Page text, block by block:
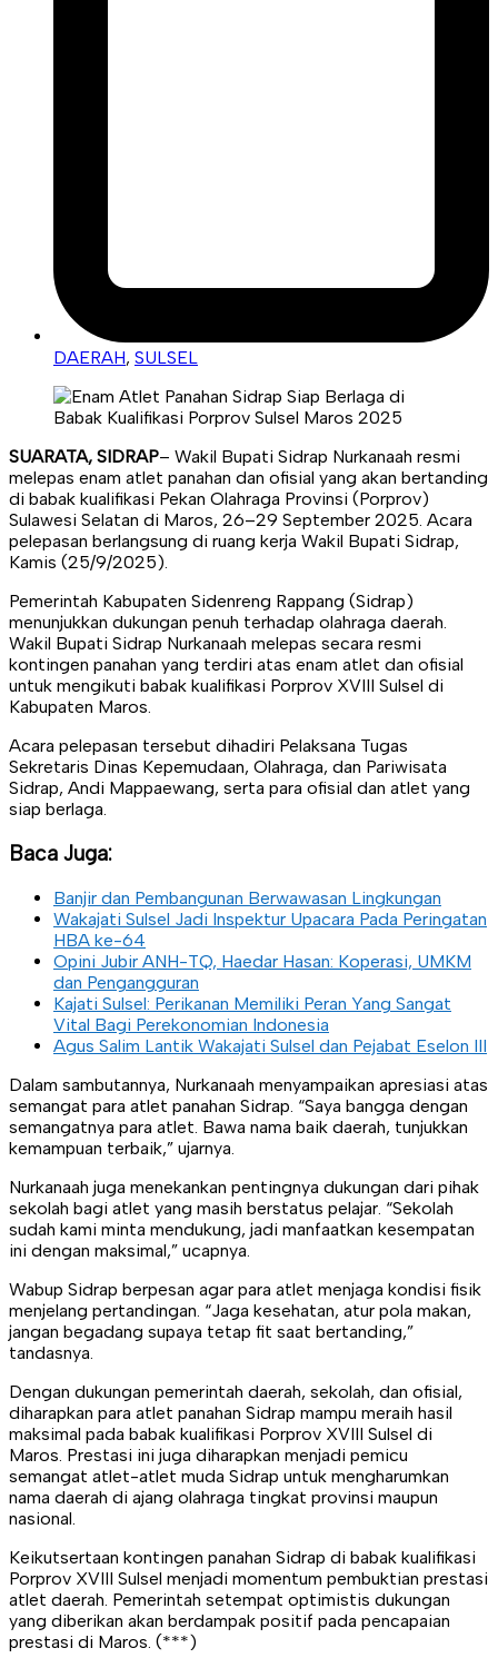
DAERAH, SULSEL
SUARATA, SIDRAP– Wakil Bupati Sidrap Nurkanaah resmi
melepas enam atlet panahan dan ofisial yang akan bertanding
di babak kualifikasi Pekan Olahraga Provinsi (Porprov)
Sulawesi Selatan di Maros, 26–29 September 2025. Acara
pelepasan berlangsung di ruang kerja Wakil Bupati Sidrap,
Kamis (25/9/2025).
Pemerintah Kabupaten Sidenreng Rappang (Sidrap)
menunjukkan dukungan penuh terhadap olahraga daerah.
Wakil Bupati Sidrap Nurkanaah melepas secara resmi
kontingen panahan yang terdiri atas enam atlet dan ofisial
untuk mengikuti babak kualifikasi Porprov XVIII Sulsel di
Kabupaten Maros.
Acara pelepasan tersebut dihadiri Pelaksana Tugas
Sekretaris Dinas Kepemudaan, Olahraga, dan Pariwisata
Sidrap, Andi Mappaewang, serta para ofisial dan atlet yang
siap berlaga.
Baca Juga:
Banjir dan Pembangunan Berwawasan Lingkungan
Wakajati Sulsel Jadi Inspektur Upacara Pada Peringatan
HBA ke-64
Opini Jubir ANH-TQ, Haedar Hasan: Koperasi, UMKM
dan Pengangguran
Kajati Sulsel: Perikanan Memiliki Peran Yang Sangat
Vital Bagi Perekonomian Indonesia
Agus Salim Lantik Wakajati Sulsel dan Pejabat Eselon III
Dalam sambutannya, Nurkanaah menyampaikan apresiasi atas
semangat para atlet panahan Sidrap. “Saya bangga dengan
semangatnya para atlet. Bawa nama baik daerah, tunjukkan
kemampuan terbaik,” ujarnya.
Nurkanaah juga menekankan pentingnya dukungan dari pihak
sekolah bagi atlet yang masih berstatus pelajar. “Sekolah
sudah kami minta mendukung, jadi manfaatkan kesempatan
ini dengan maksimal,” ucapnya.
Wabup Sidrap berpesan agar para atlet menjaga kondisi fisik
menjelang pertandingan. “Jaga kesehatan, atur pola makan,
jangan begadang supaya tetap fit saat bertanding,”
tandasnya.
Dengan dukungan pemerintah daerah, sekolah, dan ofisial,
diharapkan para atlet panahan Sidrap mampu meraih hasil
maksimal pada babak kualifikasi Porprov XVIII Sulsel di
Maros. Prestasi ini juga diharapkan menjadi pemicu
semangat atlet-atlet muda Sidrap untuk mengharumkan
nama daerah di ajang olahraga tingkat provinsi maupun
nasional.
Keikutsertaan kontingen panahan Sidrap di babak kualifikasi
Porprov XVIII Sulsel menjadi momentum pembuktian prestasi
atlet daerah. Pemerintah setempat optimistis dukungan
yang diberikan akan berdampak positif pada pencapaian
prestasi di Maros. (***)